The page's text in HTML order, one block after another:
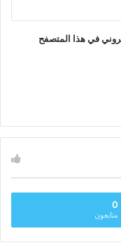
في هذا المتصفح
0
متابعون